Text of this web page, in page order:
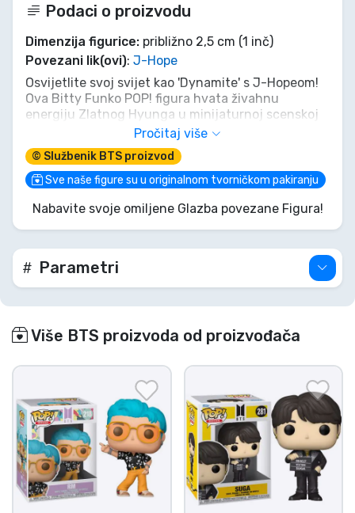
Podaci o proizvodu
Dimenzija figurice: približno 2,5 cm (1 inč)
Povezani lik(ovi): J-Hope
Osvijetlite svoj svijet kao 'Dynamite' s J-Hopeom!
Ova Bitty Funko POP! figura hvata živahnu
energiju Zlatnog Hyunga u minijaturnoj scenskoj
postavi. Osjetite ritam, sjetite se ikoničnih pokreta
i neka vam doza sunca uljepša dan. Vrijeme je da
'Butter' glatki šarm J-Hopea donesete izravno u
svoju kolekciju. Nabavite svoju i učinite svoj prikaz
pravim remek-djelom 'Life Goes On'!
Pročitaj više
© Službenik BTS proizvod
Sve naše figure su u originalnom tvorničkom pakiranju
Nabavite svoje omiljene Glazba povezane Figura!
Parametri
Više BTS proizvoda od proizvođača